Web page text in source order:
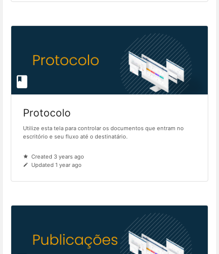
Protocolo
Utilize esta tela para controlar os documentos que entram no
escritório e seu fluxo até o destinatário.
Created 3 years ago
Updated 1 year ago